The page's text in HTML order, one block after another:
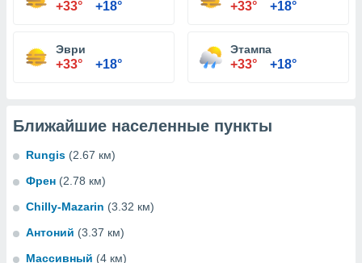
+33° +18° +33° +18°
Эври
+33° +18°
Этампа
+33° +18°
Ближайшие населенные пункты
Rungis (2.67 км)
Френ (2.78 км)
Chilly-Mazarin (3.32 км)
Антоний (3.37 км)
Массивный (4 км)